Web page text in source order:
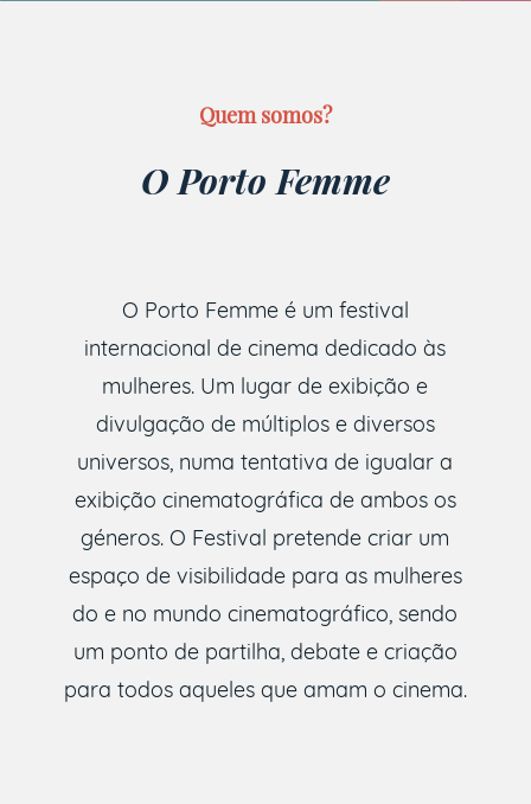
Quem somos?
O Porto Femme
O Porto Femme é um festival
internacional de cinema dedicado às
mulheres. Um lugar de exibição e
divulgação de múltiplos e diversos
universos, numa tentativa de igualar a
exibição cinematográfica de ambos os
géneros. O Festival pretende criar um
espaço de visibilidade para as mulheres
do e no mundo cinematográfico, sendo
um ponto de partilha, debate e criação
para todos aqueles que amam o cinema.